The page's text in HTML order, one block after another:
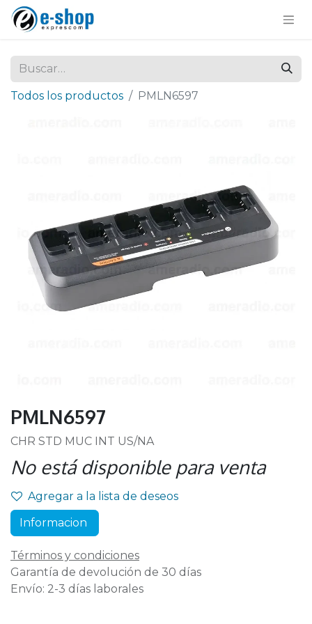
Todos los productos PMLN6597
PMLN6597
CHR STD MUC INT US/NA
No está disponible para venta
Agregar a la lista de deseos
Informacion
Términos y condiciones
Garantía de devolución de 30 días
Envío: 2-3 días laborales